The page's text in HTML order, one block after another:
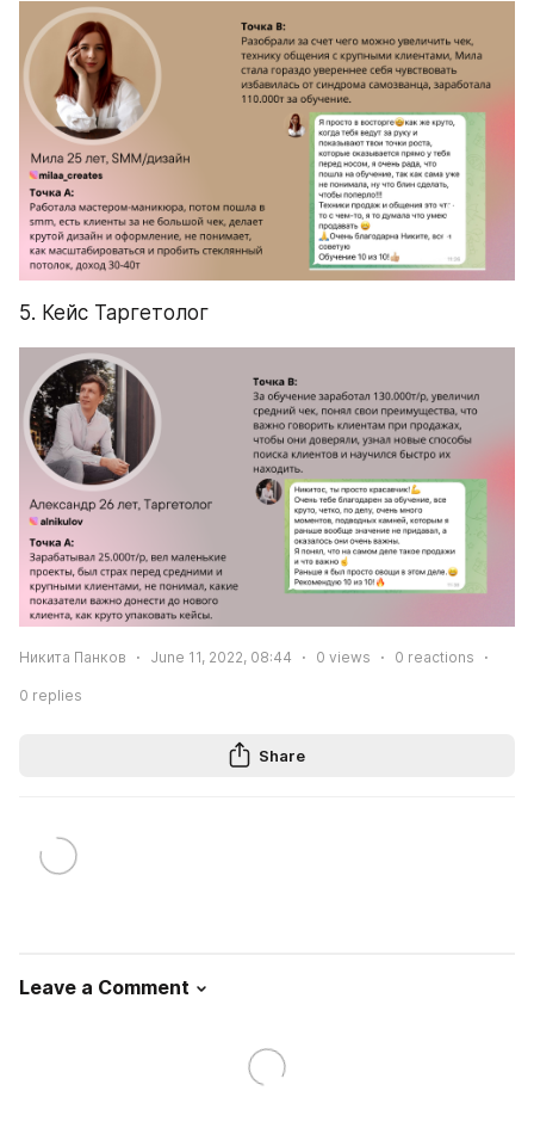
5. Кейс Таргетолог
Никита Панков June 11, 2022, 08:44 0 views 0 reactions
0 replies
Share
Leave a Comment